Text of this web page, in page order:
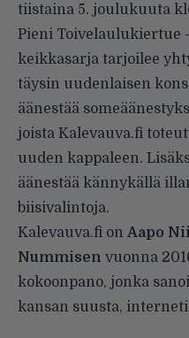
tiistaina 5. joulukuuta
Pieni Toivelaulukiertue
keikkasarja tarjoilee
täysin uudenlaisen
äänestää
joista Kalevauva.fi
uuden kappaleen.
äänestää kännykällä
biisivalintoja.
Kalevauva.fi on Aapo
Nummisen vuonna
kokoonpano, jonka
kansan suusta,